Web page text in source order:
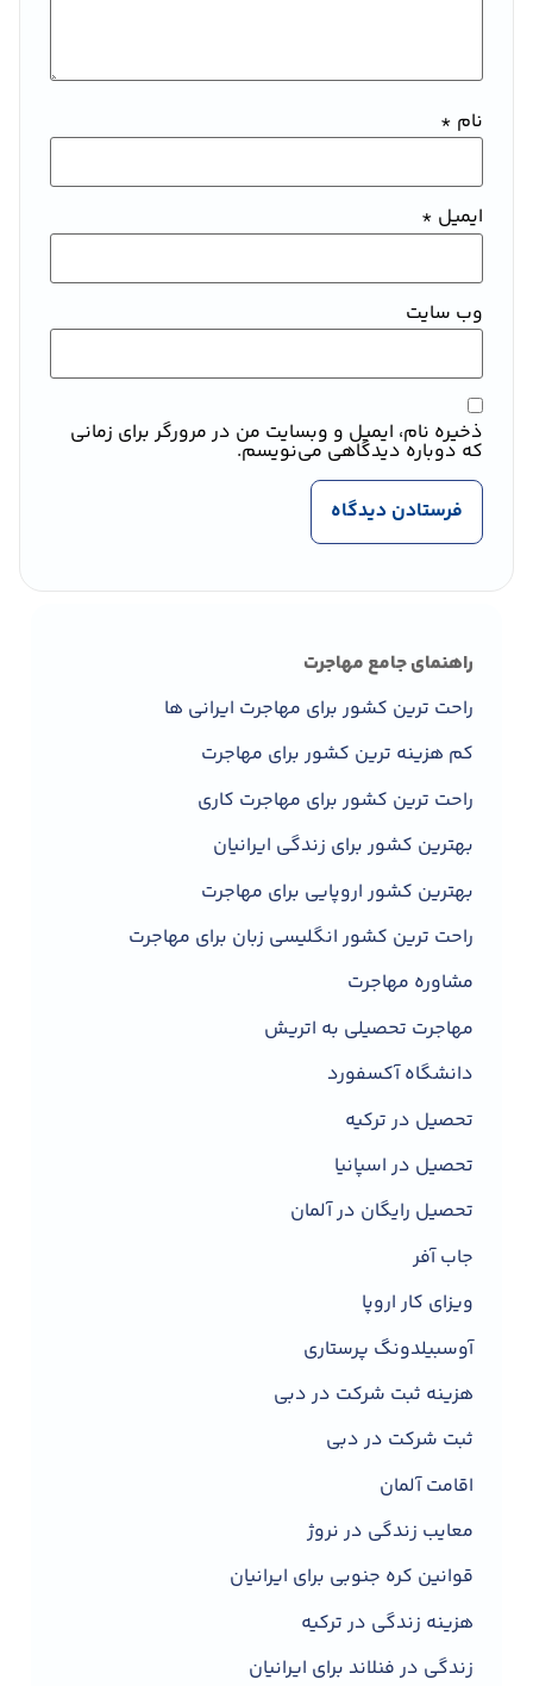
نام *
ایمیل *
وب‌ سایت
ذخیره نام، ایمیل و وبسایت من در مرورگر برای زمانی
که دوباره دیدگاهی می‌نویسم.
راهنمای جامع مهاجرت
راحت ترین کشور برای مهاجرت ایرانی ها
کم هزینه ترین کشور برای مهاجرت
راحت ترین کشور برای مهاجرت کاری
بهترین کشور برای زندگی ایرانیان
بهترین کشور اروپایی برای مهاجرت
راحت ترین کشور انگلیسی زبان برای مهاجرت
مشاوره مهاجرت
مهاجرت تحصیلی به اتریش
دانشگاه آکسفورد
تحصیل در ترکیه
تحصیل در اسپانیا
تحصیل رایگان در آلمان
جاب آفر
ویزای کار اروپا
آوسبیلدونگ پرستاری
هزینه ثبت شرکت در دبی
ثبت شرکت در دبی
اقامت آلمان
معایب زندگی در نروژ
قوانین کره جنوبی برای ایرانیان
هزینه زندگی در ترکیه
زندگی در فنلاند برای ایرانیان